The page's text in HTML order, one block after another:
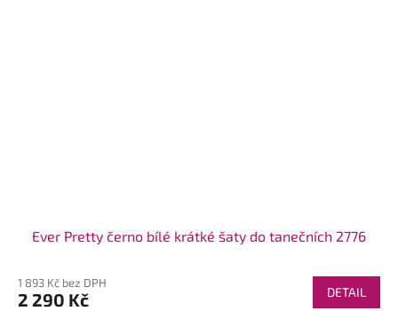
Ever Pretty černo bílé krátké šaty do tanečních 2776
1 893 Kč bez DPH
2 290 Kč DETAIL